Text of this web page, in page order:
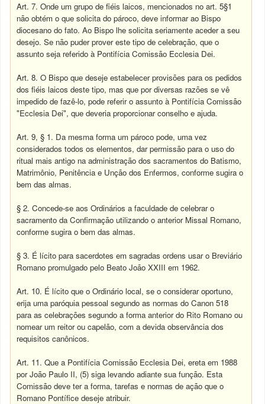
Art. 7. Onde um grupo de fiéis laicos, mencionados no art. 5§1
não obtém o que solicita do pároco, deve informar ao Bispo
diocesano do fato. Ao Bispo lhe solicita seriamente aceder a seu
desejo. Se não puder prover este tipo de celebração, que o
assunto seja referido à Pontifícia Comissão Ecclesia Dei.
Art. 8. O Bispo que deseje estabelecer provisões para os pedidos
dos fiéis laicos deste tipo, mas que por diversas razões se vê
impedido de fazê-lo, pode referir o assunto à Pontifícia Comissão
"Ecclesia Dei", que deveria proporcionar conselho e ajuda.
Art. 9, § 1. Da mesma forma um pároco pode, uma vez
considerados todos os elementos, dar permissão para o uso do
ritual mais antigo na administração dos sacramentos do Batismo,
Matrimônio, Penitência e Unção dos Enfermos, conforme sugira o
bem das almas.
§ 2. Concede-se aos Ordinários a faculdade de celebrar o
sacramento da Confirmação utilizando o anterior Missal Romano,
conforme sugira o bem das almas.
§ 3. É lícito para sacerdotes em sagradas ordens usar o Breviário
Romano promulgado pelo Beato João XXIII em 1962.
Art. 10. É lícito que o Ordinário local, se o considerar oportuno,
erija uma paróquia pessoal segundo as normas do Canon 518
para as celebrações segundo a forma anterior do Rito Romano ou
nomear um reitor ou capelão, com a devida observância dos
requisitos canônicos.
Art. 11. Que a Pontifícia Comissão Ecclesia Dei, ereta em 1988
por João Paulo II, (5) siga levando adiante sua função. Esta
Comissão deve ter a forma, tarefas e normas de ação que o
Romano Pontífice deseje atribuir.